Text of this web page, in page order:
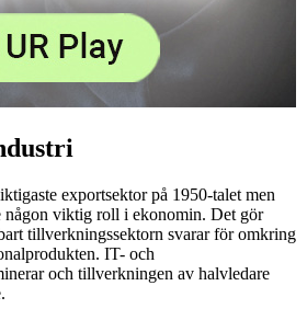
exportsektor på 1950-talet men
någon viktig roll i ekonomin. Det gör
tillverkningssektorn svarar för omkring
IT- och
och tillverkningen av halvledare